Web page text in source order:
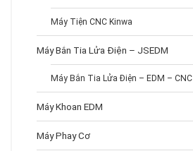
Máy Tiện CNC Kinwa
Máy Bắn Tia Lửa Điện – JSEDM
Máy Bắn Tia Lửa Điện – EDM – CNC
Máy Khoan EDM
Máy Phay Cơ